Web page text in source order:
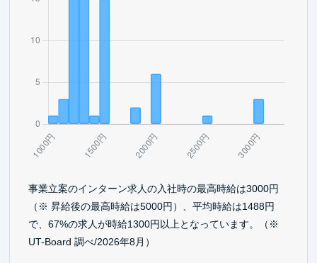
事業立案のインターン求人の入社時の最高時給は3000円
（※ 昇給後の最高時給は5000円）、平均時給は1488円
で、67%の求人が時給1300円以上となっています。（※
UT-Board 調べ/2026年8月）